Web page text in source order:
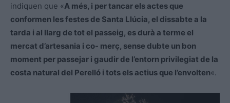
indiquen que «A més, i per tancar els actes que
conformen les festes de Santa Llúcia, el dissabte a la
tarda i al llarg de tot el passeig, es durà a terme el
mercat d’artesania i co- merç, sense dubte un bon
moment per passejar i gaudir de l’entorn privilegiat de la
costa natural del Perelló i tots els actius que l’envolten«.